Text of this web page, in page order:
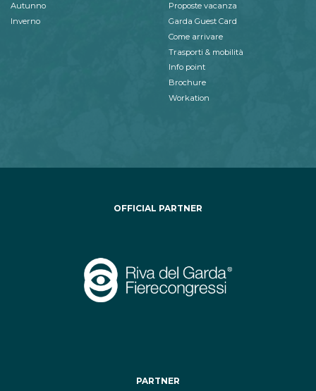
Autunno
Inverno
Proposte vacanza
Garda Guest Card
Come arrivare
Trasporti & mobilità
Info point
Brochure
Workation
OFFICIAL PARTNER
PARTNER